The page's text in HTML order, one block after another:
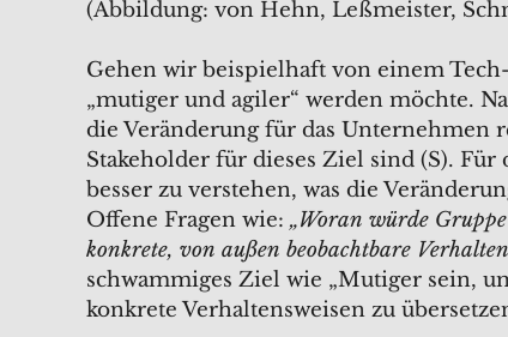
(Abbildung: von Hehn, Leßmeister,
Gehen wir beispielhaft von einem
„mutiger und agiler“ werden möchte.
die Veränderung für das Unternehmen
Stakeholder für dieses Ziel sind (S).
besser zu verstehen, was die
Offene Fragen wie: „Woran würde
konkrete, von außen beobachtbare
schwammiges Ziel wie „Mutiger sein,
konkrete Verhaltensweisen zu